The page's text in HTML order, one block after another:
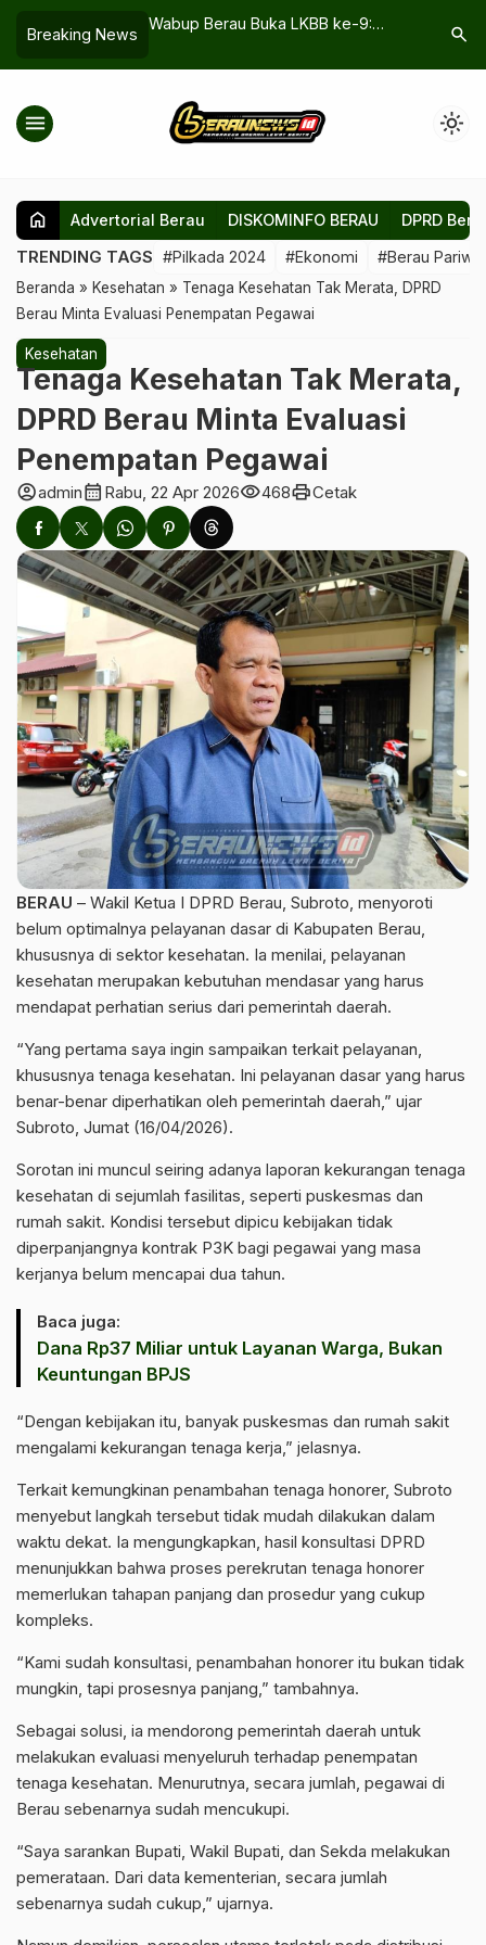
Breaking News
Wabup Berau Buka LKBB ke-9:
dan Patriotis
search
menu light_mode
home Advertorial Berau DISKOMINFO BERAU DPRD
TRENDING TAGS #Pilkada 2024 #Ekonomi #Berau
Beranda » Kesehatan » Tenaga Kesehatan Tak Merata, DPRD
Berau Minta Evaluasi Penempatan Pegawai
Kesehatan
Tenaga Kesehatan Tak Merata,
DPRD Berau Minta Evaluasi
Penempatan Pegawai
account_circleadmincalendar_month Rabu, 22 Apr 2026visibility468printCetak
BERAU – Wakil Ketua I DPRD Berau, Subroto, menyoroti
belum optimalnya pelayanan dasar di Kabupaten Berau,
khususnya di sektor kesehatan. Ia menilai, pelayanan
kesehatan merupakan kebutuhan mendasar yang harus
mendapat perhatian serius dari pemerintah daerah.
“Yang pertama saya ingin sampaikan terkait pelayanan,
khususnya tenaga kesehatan. Ini pelayanan dasar yang harus
benar-benar diperhatikan oleh pemerintah daerah,” ujar
Subroto, Jumat (16/04/2026).
Sorotan ini muncul seiring adanya laporan kekurangan tenaga
kesehatan di sejumlah fasilitas, seperti puskesmas dan
rumah sakit. Kondisi tersebut dipicu kebijakan tidak
diperpanjangnya kontrak P3K bagi pegawai yang masa
kerjanya belum mencapai dua tahun.
Baca juga:
Dana Rp37 Miliar untuk Layanan Warga, Bukan
Keuntungan BPJS
“Dengan kebijakan itu, banyak puskesmas dan rumah sakit
mengalami kekurangan tenaga kerja,” jelasnya.
Terkait kemungkinan penambahan tenaga honorer, Subroto
menyebut langkah tersebut tidak mudah dilakukan dalam
waktu dekat. Ia mengungkapkan, hasil konsultasi DPRD
menunjukkan bahwa proses perekrutan tenaga honorer
memerlukan tahapan panjang dan prosedur yang cukup
kompleks.
“Kami sudah konsultasi, penambahan honorer itu bukan tidak
mungkin, tapi prosesnya panjang,” tambahnya.
Sebagai solusi, ia mendorong pemerintah daerah untuk
melakukan evaluasi menyeluruh terhadap penempatan
tenaga kesehatan. Menurutnya, secara jumlah, pegawai di
Berau sebenarnya sudah mencukupi.
“Saya sarankan Bupati, Wakil Bupati, dan Sekda melakukan
pemerataan. Dari data kementerian, secara jumlah
sebenarnya sudah cukup,” ujarnya.